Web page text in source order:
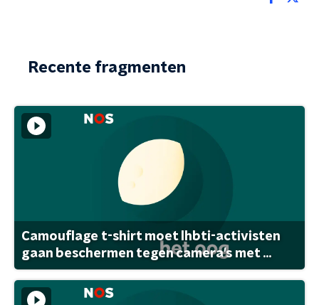
Recente fragmenten
Camouflage t-shirt moet lhbti-activisten
gaan beschermen tegen camera's met ...